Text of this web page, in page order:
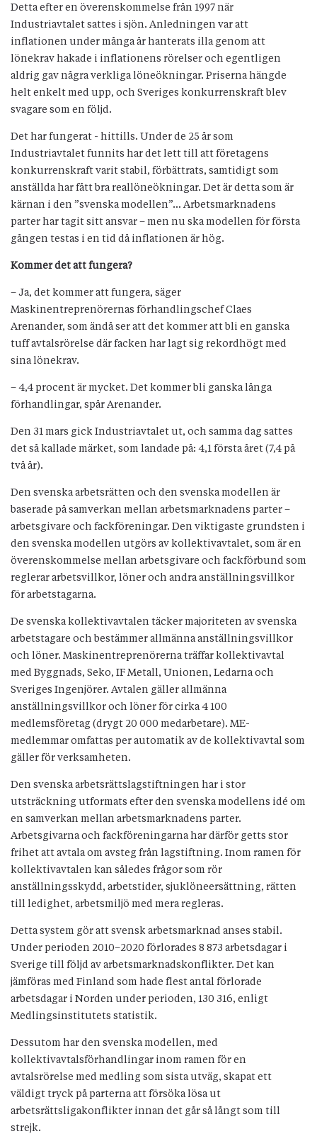
Detta efter en överenskommelse från 1997 när
Industriavtalet sattes i sjön. Anledningen var att
inflationen under många år hanterats illa genom att
lönekrav hakade i inflationens rörelser och egentligen
aldrig gav några verkliga löneökningar. Priserna hängde
helt enkelt med upp, och Sveriges konkurrenskraft blev
svagare som en följd.
Det har fungerat - hittills. Under de 25 år som
Industriavtalet funnits har det lett till att företagens
konkurrenskraft varit stabil, förbättrats, samtidigt som
anställda har fått bra reallöneökningar. Det är detta som är
kärnan i den ”svenska modellen”… Arbetsmarknadens
parter har tagit sitt ansvar – men nu ska modellen för första
gången testas i en tid då inflationen är hög.
Kommer det att fungera?
– Ja, det kommer att fungera, säger
Maskinentreprenörernas förhandlingschef Claes
Arenander, som ändå ser att det kommer att bli en ganska
tuff avtalsrörelse där facken har lagt sig rekordhögt med
sina lönekrav.
– 4,4 procent är mycket. Det kommer bli ganska långa
förhandlingar, spår Arenander.
Den 31 mars gick Industriavtalet ut, och samma dag sattes
det så kallade märket, som landade på: 4,1 första året (7,4 på
två år).
Den svenska arbetsrätten och den svenska modellen är
baserade på samverkan mellan arbetsmarknadens parter –
arbetsgivare och fackföreningar. Den viktigaste grundsten i
den svenska modellen utgörs av kollektivavtalet, som är en
överenskommelse mellan arbetsgivare och fackförbund som
reglerar arbetsvillkor, löner och andra anställningsvillkor
för arbetstagarna.
De svenska kollektivavtalen täcker majoriteten av svenska
arbetstagare och bestämmer allmänna anställningsvillkor
och löner. Maskinentreprenörerna träffar kollektivavtal
med Byggnads, Seko, IF Metall, Unionen, Ledarna och
Sveriges Ingenjörer. Avtalen gäller allmänna
anställningsvillkor och löner för cirka 4 100
medlemsföretag (drygt 20 000 medarbetare). ME-
medlemmar omfattas per automatik av de kollektivavtal som
gäller för verksamheten.
Den svenska arbetsrättslagstiftningen har i stor
utsträckning utformats efter den svenska modellens idé om
en samverkan mellan arbetsmarknadens parter.
Arbetsgivarna och fackföreningarna har därför getts stor
frihet att avtala om avsteg från lagstiftning. Inom ramen för
kollektivavtalen kan således frågor som rör
anställningsskydd, arbetstider, sjuklöneersättning, rätten
till ledighet, arbetsmiljö med mera regleras.
Detta system gör att svensk arbetsmarknad anses stabil.
Under perioden 2010–2020 förlorades 8 873 arbetsdagar i
Sverige till följd av arbetsmarknadskonflikter. Det kan
jämföras med Finland som hade flest antal förlorade
arbetsdagar i Norden under perioden, 130 316, enligt
Medlingsinstitutets statistik.
Dessutom har den svenska modellen, med
kollektivavtalsförhandlingar inom ramen för en
avtalsrörelse med medling som sista utväg, skapat ett
väldigt tryck på parterna att försöka lösa ut
arbetsrättsligakonflikter innan det går så långt som till
strejk.